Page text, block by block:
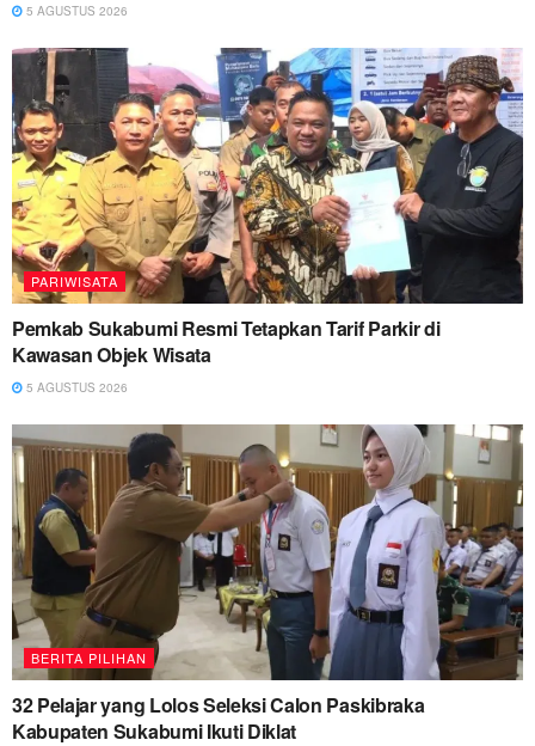
5 AGUSTUS 2026
PARIWISATA
Pemkab Sukabumi Resmi Tetapkan Tarif Parkir di
Kawasan Objek Wisata
5 AGUSTUS 2026
BERITA PILIHAN
32 Pelajar yang Lolos Seleksi Calon Paskibraka
Kabupaten Sukabumi Ikuti Diklat